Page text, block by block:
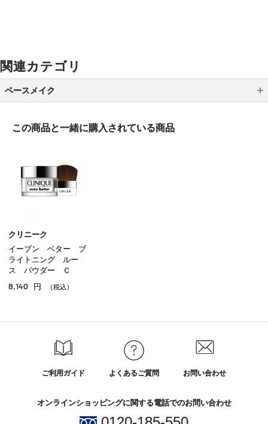
関連カテゴリ
ベースメイク
クリームファンデーション
パウダー
ＢＢ／ＣＣクリーム
コンシーラー
この商品と一緒に購入されている商品
クリニーク
イーブン ベター ブ
ライトニング ルー
ス パウダー Ｃ
8,140 円 （税込）
ご利用ガイド よくあるご質問 お問い合わせ
オンラインショッピングに関する電話でのお問い合わせ